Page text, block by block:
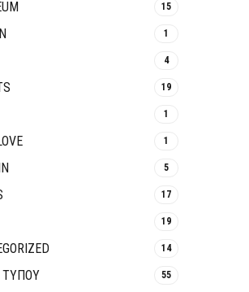
15
1
4
19
1
1
5
17
19
14
ΤΥΠΟΥ 55